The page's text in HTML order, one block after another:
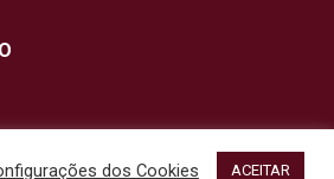
dos Cookies ACEITAR